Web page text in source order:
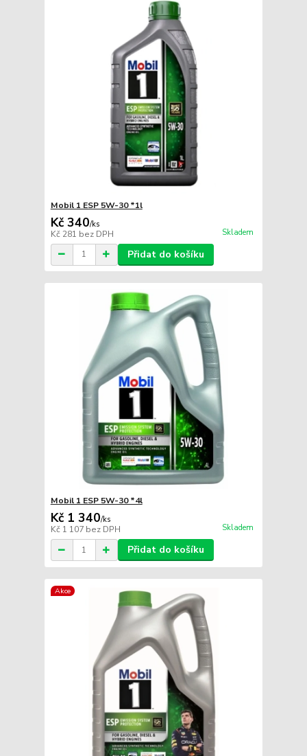
Mobil 1 ESP 5W-30 *1l
Kč 340/ks
Kč 281 bez DPH Skladem
Přidat do košíku
Mobil 1 ESP 5W-30 *4l
Kč 1 340/ks
Kč 1 107 bez DPH Skladem
Přidat do košíku
Akce